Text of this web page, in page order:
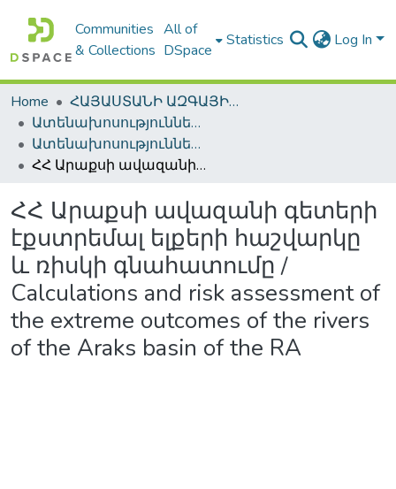
Communities
& Collections
All of
DSpace
Statistics Log In
Home
ՀԱՅԱՍՏԱՆԻ ԱԶԳԱՅԻՆ ԳՐԱԴԱՐԱՆԻ ԹՎԱՅԻՆ ՊԱՀՈՑ / DIGITAL REPOSITORY OF NLA
Ատենախոսություններ և սեղմագրեր / Theses & Abstracts
Ատենախոսություններ և սեղմագրեր / Theses & Abstracts
ՀՀ Արաքսի ավազանի գետերի էքստրեմալ ելքերի հաշվարկը և ռիսկի գնահատումը / Calculations and risk assessment of the extreme outcomes of the rivers of the Araks basin of the RA
ՀՀ Արաքսի ավազանի գետերի
էքստրեմալ ելքերի հաշվարկը
և ռիսկի գնահատումը /
Calculations and risk assessment of
the extreme outcomes of the rivers
of the Araks basin of the RA